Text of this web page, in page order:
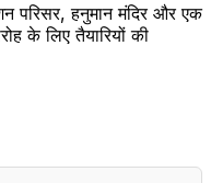
परिसर, हनुमान मंदिर और एक
के लिए तैयारियों की